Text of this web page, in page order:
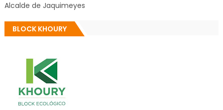
Alcalde de Jaquimeyes
BLOCK KHOURY